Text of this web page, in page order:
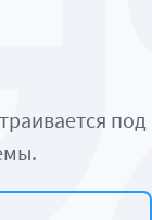
под